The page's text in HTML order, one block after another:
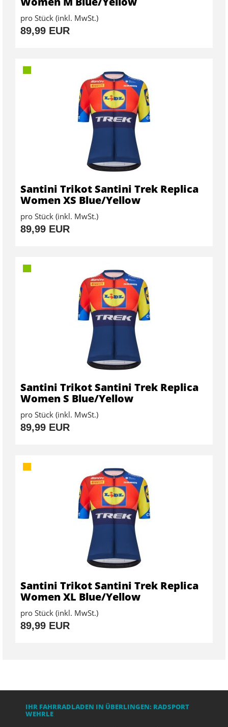
pro Stück (inkl. MwSt.)
89,99 EUR
Santini Trikot Santini Trek Replica
Women XS Blue/Yellow
pro Stück (inkl. MwSt.)
89,99 EUR
Santini Trikot Santini Trek Replica
Women S Blue/Yellow
pro Stück (inkl. MwSt.)
89,99 EUR
Santini Trikot Santini Trek Replica
Women XL Blue/Yellow
pro Stück (inkl. MwSt.)
89,99 EUR
IHR FAHRRADLADEN IN ÜBERLINGEN: RADSPORT
WEHRLE